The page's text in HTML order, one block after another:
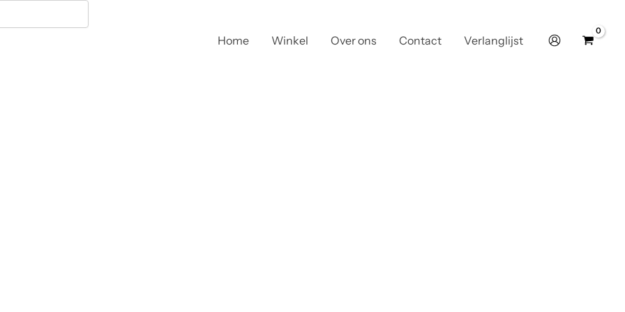
Home Winkel Over ons Contact Verlanglijst